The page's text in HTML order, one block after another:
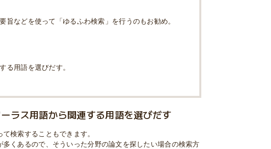
などを使って「ゆるふわ検索」を行うのもお勧め。
る用語を選びだす。
ラス用語から関連する用語を選びだす
検索することもできます。
くあるので、そういった分野の論文を探したい場合の検索方